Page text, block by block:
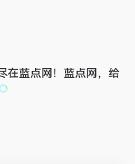
在蓝点网！蓝点网，给